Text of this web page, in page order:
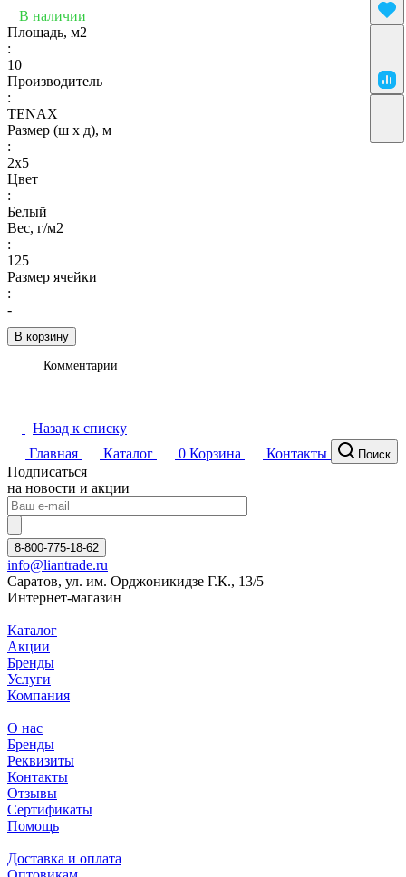
В наличии
В корзину
Площадь, м2
:
10
Производитель
:
TENAX
Размер (ш х д), м
:
2х5
Цвет
:
Белый
Вес, г/м2
:
125
Размер ячейки
:
-
Комментарии
Назад к списку
Главная
Каталог 0 Корзина Контакты Поиск
Подписаться
на новости и акции
8-800-775-18-62
info@liantrade.ru
Саратов, ул. им. Орджоникидзе Г.К., 13/5
Интернет-магазин
Каталог
Акции
Бренды
Услуги
Компания
О нас
Бренды
Реквизиты
Контакты
Отзывы
Сертификаты
Помощь
Доставка и оплата